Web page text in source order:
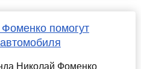
помогут
Николай Фоменко